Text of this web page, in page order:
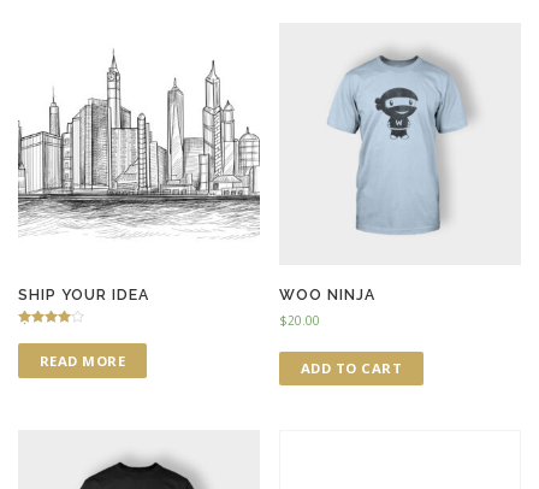
SHIP YOUR IDEA
4.50
out of 5READ MORE
WOO NINJA
$20.00
ADD TO CART